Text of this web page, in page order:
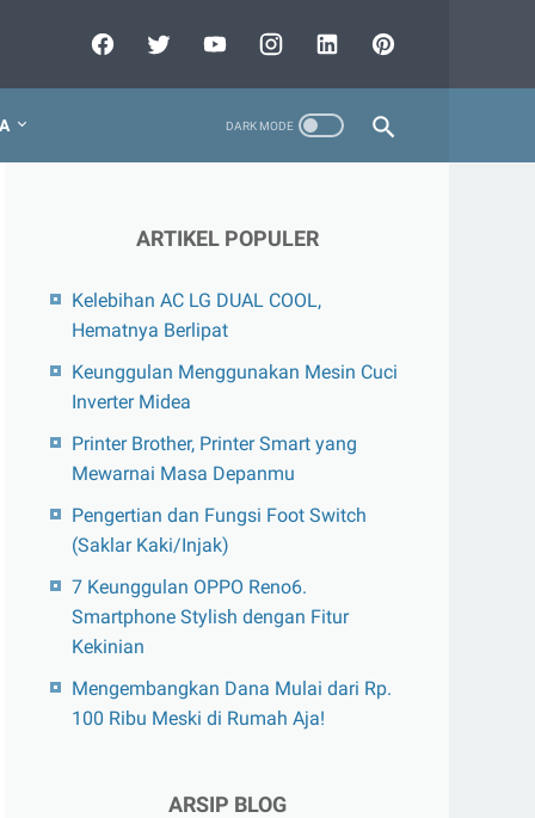
ARTIKEL POPULER
Kelebihan AC LG DUAL COOL,
Hematnya Berlipat
Keunggulan Menggunakan Mesin Cuci
Inverter Midea
Printer Brother, Printer Smart yang
Mewarnai Masa Depanmu
Pengertian dan Fungsi Foot Switch
(Saklar Kaki/Injak)
7 Keunggulan OPPO Reno6.
Smartphone Stylish dengan Fitur
Kekinian
Mengembangkan Dana Mulai dari Rp.
100 Ribu Meski di Rumah Aja!
ARSIP BLOG